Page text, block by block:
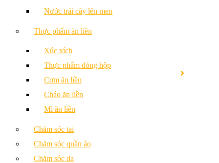
Nước trái cây lên men
Thực phẩm ăn liền
Xúc xích
Thực phẩm đóng hộp
Cơm ăn liền
Cháo ăn liền
Mì ăn liền
Chăm sóc tai
Chăm sóc quần áo
Chăm sóc da